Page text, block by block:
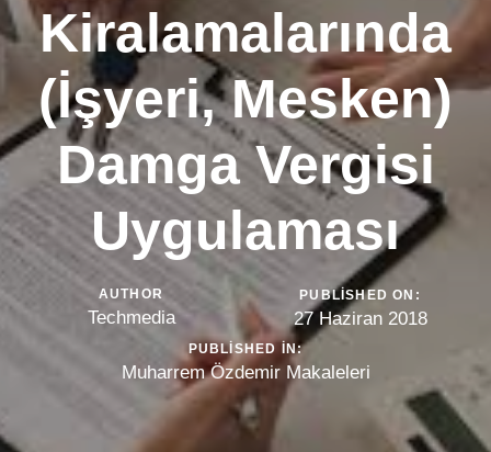
Kiralamalarında
(İşyeri, Mesken)
Damga Vergisi
Uygulaması
AUTHOR
Techmedia
PUBLISHED ON:
27 Haziran 2018
PUBLISHED IN:
Muharrem Özdemir Makaleleri